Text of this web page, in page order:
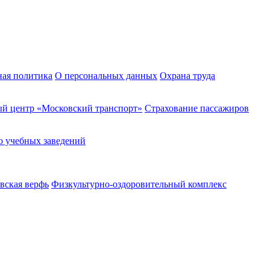
политика О персональных данных Охрана труда
центр «Московский транспорт» Страхование пассажиров
учебных заведений
верфь Физкультурно-оздоровительный комплекс